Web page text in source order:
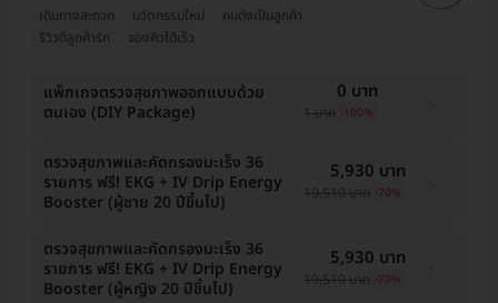
เดินทางสะดวก
นวัตกรรมใหม่
คนดังเป็นลูกค้า
รีวิวดีลูกค้ารัก
จองคิวได้เร็ว
แพ็กเกจตรวจสุขภาพออกแบบด้วย
ตนเอง (DIY Package)
0 บาท
1 บาท -100%
ตรวจสุขภาพและคัดกรองมะเร็ง 36
รายการ ฟรี! EKG + IV Drip Energy
Booster (ผู้ชาย 20 ปีขึ้นไป)
5,930 บาท
19,510 บาท -70%
ตรวจสุขภาพและคัดกรองมะเร็ง 36
รายการ ฟรี! EKG + IV Drip Energy
Booster (ผู้หญิง 20 ปีขึ้นไป)
5,930 บาท
19,510 บาท -70%